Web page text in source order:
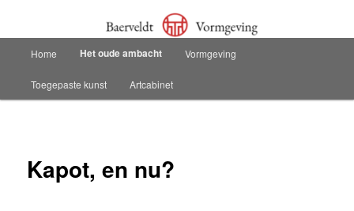
de
primaire Baerveldt Vormgeving
Home Het oude ambacht Vormgeving
Toegepaste kunst Artcabinet
Kapot, en nu?